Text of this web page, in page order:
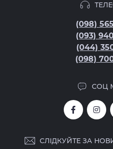
(098)
(093)
(044)
(098)
СОЦ
СЛІДКУЙТЕ ЗА